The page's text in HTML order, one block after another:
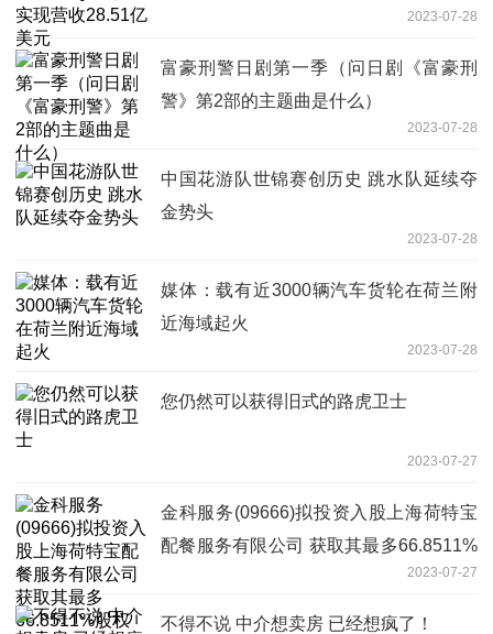
2023-07-28
富豪刑警日剧第一季（问日剧《富豪刑
警》第2部的主题曲是什么）
2023-07-28
中国花游队世锦赛创历史 跳水队延续夺
金势头
2023-07-28
媒体：载有近3000辆汽车货轮在荷兰附
近海域起火
2023-07-28
您仍然可以获得旧式的路虎卫士
2023-07-27
金科服务(09666)拟投资入股上海荷特宝
配餐服务有限公司 获取其最多66.8511%
2023-07-27
不得不说 中介想卖房 已经想疯了！